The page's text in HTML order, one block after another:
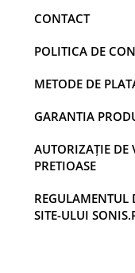
CONTACT
POLITICA DE
METODE DE
GARANTIA
AUTORIZAȚIE DE
PRETIOASE
REGULAMENTUL
SITE-ULUI